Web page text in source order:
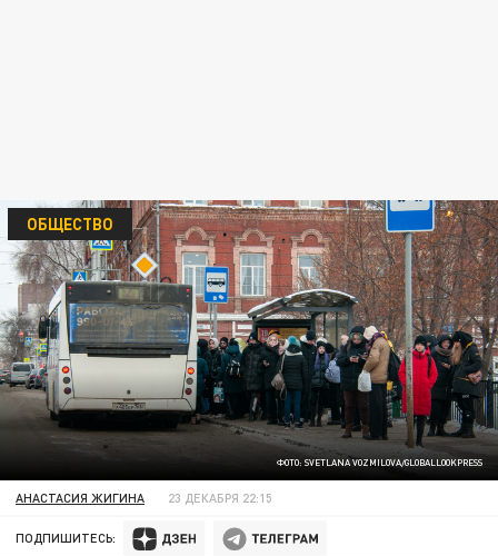
ФОТО: SVETLANA VOZMILOVA/GLOBALLOOKPRESS
ОБЩЕСТВО
АНАСТАСИЯ ЖИГИНА 23 ДЕКАБРЯ 22:15
ПОДПИШИТЕСЬ: